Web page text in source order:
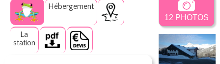
Hébergement
La
station
12 PHOTOS